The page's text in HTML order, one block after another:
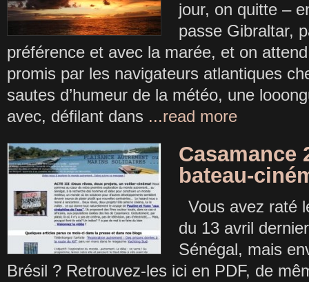
jour, on quitte –
passe Gibraltar,
préférence et avec la marée, et on
promis par les navigateurs atlantiques
sautes d’humeur de la météo, une
avec, défilant dans ...read more
Casamance
bateau-
Vous avez raté
du 13 avril
Sénégal, mais
Brésil ? Retrouvez-les ici en PDF, de